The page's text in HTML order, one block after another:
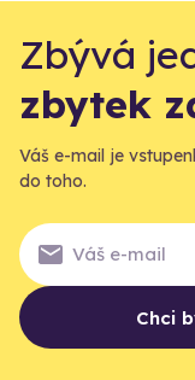
Zbývá
zbytek
Váš e-mail je
do toho.
Chci